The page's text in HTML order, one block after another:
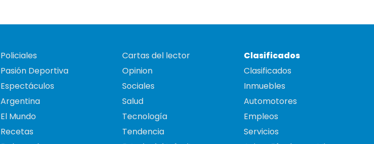
Policiales
Pasión Deportiva
Espectáculos
Argentina
El Mundo
Recetas
Cartas del lector
Opinion
Sociales
Salud
Tecnología
Tendencia
Clasificados
Clasificados
Inmuebles
Automotores
Empleos
Servicios